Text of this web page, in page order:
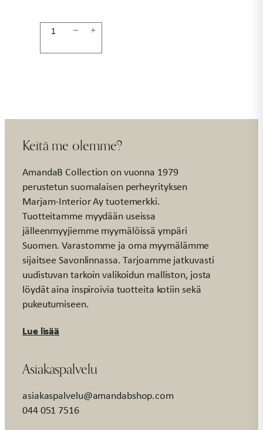
Alunen
− +
Keitä me olemme?
AmandaB Collection on vuonna 1979
perustetun suomalaisen perheyrityksen
Marjam-Interior Ay tuotemerkki.
Tuotteitamme myydään useissa
jälleenmyyjiemme myymälöissä ympäri
Suomen. Varastomme ja oma myymälämme
sijaitsee Savonlinnassa. Tarjoamme jatkuvasti
uudistuvan tarkoin valikoidun malliston, josta
löydät aina inspiroivia tuotteita kotiin sekä
pukeutumiseen.
Lue lisää
Asiakaspalvelu
asiakaspalvelu@amandabshop.com
044 051 7516